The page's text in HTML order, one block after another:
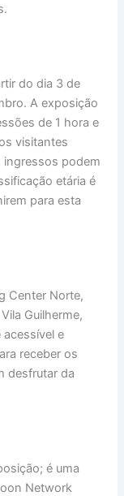
do dia 3 de
A exposição
de 1 hora e
visitantes
ingressos podem
etária é
para esta
Center Norte,
Guilherme,
acessível e
receber os
desfrutar da
é uma
Network